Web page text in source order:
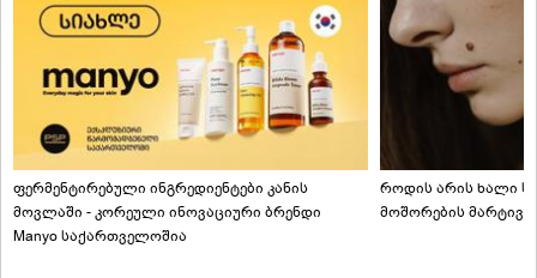
ფერმენტირებული ინგრედიენტები კანის
მოვლაში - კორეული ინოვაციური ბრენდი
Manyo საქართველოშია
როდის არის ხალი
მოშორების